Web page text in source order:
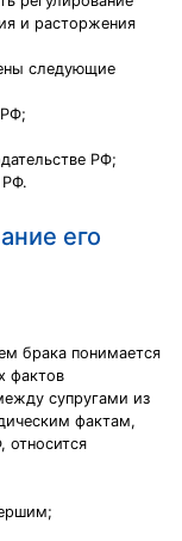
и расторжения
следующие
РФ;
РФ.
его
брака понимается
фактов
супругами из
фактам,
относится